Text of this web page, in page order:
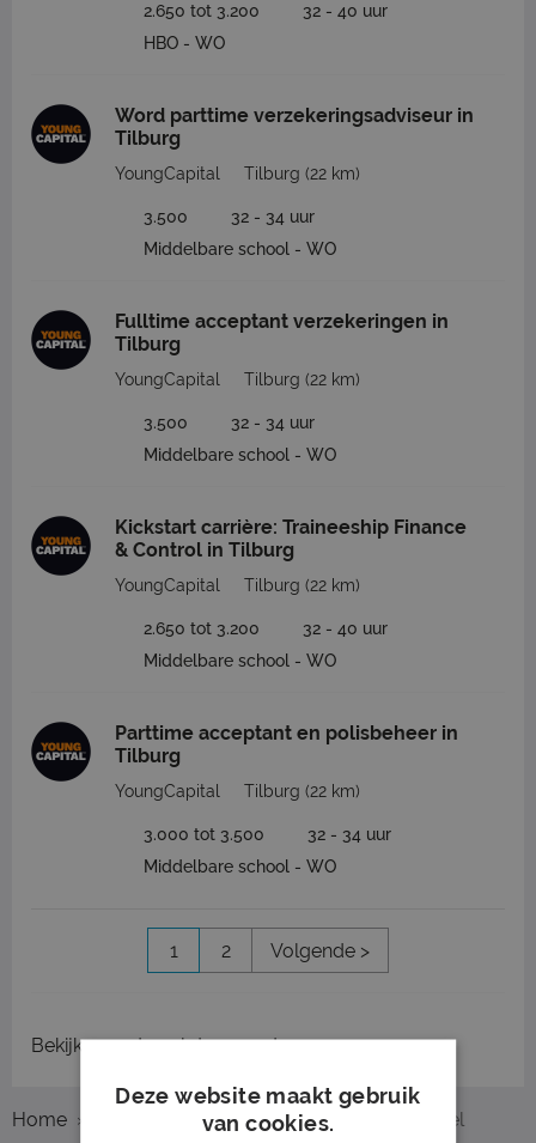
2.650 tot 3.200
32 - 40 uur
HBO - WO
Word parttime verzekeringsadviseur in
Tilburg
YoungCapital Tilburg (22 km)
3.500
32 - 34 uur
Middelbare school - WO
Fulltime acceptant verzekeringen in
Tilburg
YoungCapital Tilburg (22 km)
3.500
32 - 34 uur
Middelbare school - WO
Kickstart carrière: Traineeship Finance
& Control in Tilburg
YoungCapital Tilburg (22 km)
2.650 tot 3.200
32 - 40 uur
Middelbare school - WO
Parttime acceptant en polisbeheer in
Tilburg
YoungCapital Tilburg (22 km)
3.000 tot 3.500
32 - 34 uur
Middelbare school - WO
1 2 Volgende >
Bekijkrecent gesloten vacatures
Home Overzicht vacatures Breda Financieel
Deze website maakt gebruik
van cookies.